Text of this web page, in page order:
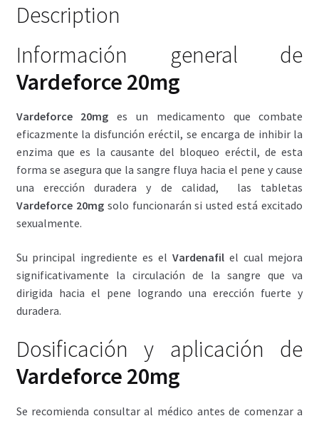
Description
Información general de
Vardeforce 20mg
Vardeforce 20mges un medicamento que combate
eficazmente la disfunción eréctil, se encarga de inhibir la
enzima que es la causante del bloqueo eréctil, de esta
forma se asegura que la sangre fluya hacia el pene y cause
una erección duradera y de calidad, las tabletas
Vardeforce 20mgsolo funcionarán si usted está excitado
sexualmente.
Su principal ingrediente es el Vardenafilel cual mejora
significativamente la circulación de la sangre que va
dirigida hacia el pene logrando una erección fuerte y
duradera.
Dosificación y aplicación de
Vardeforce 20mg
Se recomienda consultar al médico antes de comenzar a